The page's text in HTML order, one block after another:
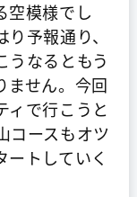
空模様でし
予報通り、
うなるともう
ません。今回
ィで行こうと
コースもオツ
トしていく